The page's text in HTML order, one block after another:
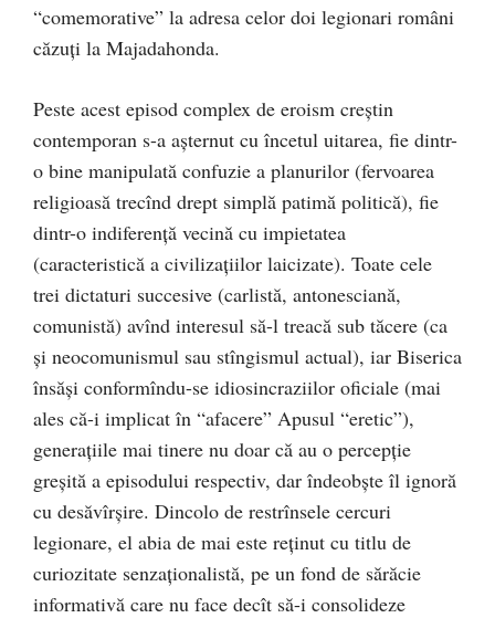
“comemorative” la adresa celor doi legionari români
căzuţi la Majadahonda.
Peste acest episod complex de eroism creştin
contemporan s-a aşternut cu încetul uitarea, fie dintr-
o bine manipulată confuzie a planurilor (fervoarea
religioasă trecînd drept simplă patimă politică), fie
dintr-o indiferenţă vecină cu impietatea
(caracteristică a civilizaţiilor laicizate). Toate cele
trei dictaturi succesive (carlistă, antonesciană,
comunistă) avînd interesul să-l treacă sub tăcere (ca
şi neocomunismul sau stîngismul actual), iar Biserica
însăşi conformîndu-se idiosincraziilor oficiale (mai
ales că-i implicat în “afacere” Apusul “eretic”),
generaţiile mai tinere nu doar că au o percepţie
greşită a episodului respectiv, dar îndeobşte îl ignoră
cu desăvîrşire. Dincolo de restrînsele cercuri
legionare, el abia de mai este reţinut cu titlu de
curiozitate senzaţionalistă, pe un fond de sărăcie
informativă care nu face decît să-i consolideze